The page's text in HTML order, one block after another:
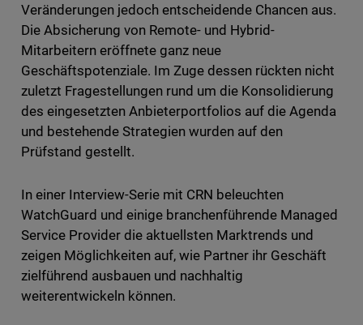
Veränderungen jedoch entscheidende Chancen aus.
Die Absicherung von Remote- und Hybrid-
Mitarbeitern eröffnete ganz neue
Geschäftspotenziale. Im Zuge dessen rückten nicht
zuletzt Fragestellungen rund um die Konsolidierung
des eingesetzten Anbieterportfolios auf die Agenda
und bestehende Strategien wurden auf den
Prüfstand gestellt.
In einer Interview-Serie mit CRN beleuchten
WatchGuard und einige branchenführende Managed
Service Provider die aktuellsten Marktrends und
zeigen Möglichkeiten auf, wie Partner ihr Geschäft
zielführend ausbauen und nachhaltig
weiterentwickeln können.